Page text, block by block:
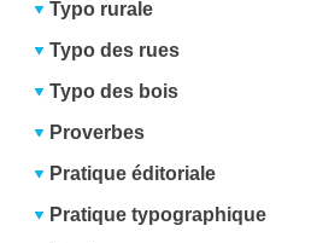
Typo rurale
Typo des rues
Typo des bois
Proverbes
Pratique éditoriale
Pratique typographique